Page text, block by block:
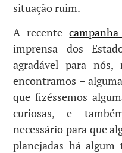
situação ruim.
A recente
imprensa dos
agradável para
encontramos –
que fizéssemos
curiosas, e
necessário para que
planejadas há